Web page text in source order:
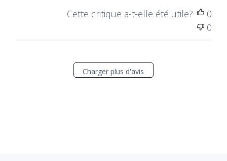
Cette critique a-t-elle été utile?
0
0
Charger plus d'avis